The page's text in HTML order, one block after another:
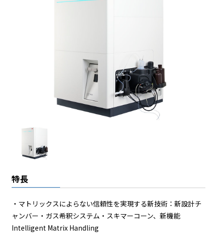
特長
・マトリックスによらない信頼性を実現する新技術：新設計チ
ャンバー・ガス希釈システム・スキマーコーン、新機能
Intelligent Matrix Handling